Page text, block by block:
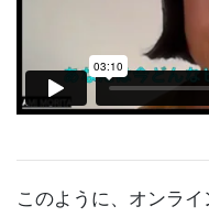
このように、オンラ